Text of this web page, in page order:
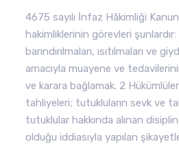
4675 sayılı İnfaz Hâkimliği
hakimliklerinin görevleri
barındırılmaları, ısıtılmaları ve
amacıyla muayene ve
ve karara bağlamak. 2
tahliyeleri; tutukluların sevk ve
tutuklular hakkında alınan
olduğu iddiasıyla yapılan